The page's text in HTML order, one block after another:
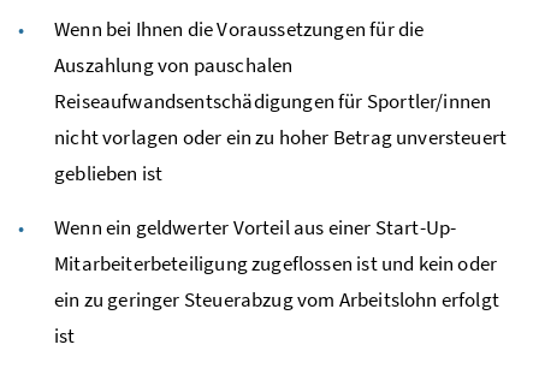
Wenn bei Ihnen die Voraussetzungen für die
Auszahlung von pauschalen
Reiseaufwandsentschädigungen für Sportler/innen
nicht vorlagen oder ein zu hoher Betrag unversteuert
geblieben ist
Wenn ein geldwerter Vorteil aus einer Start-Up-
Mitarbeiterbeteiligung zugeflossen ist und kein oder
ein zu geringer Steuerabzug vom Arbeitslohn erfolgt
ist